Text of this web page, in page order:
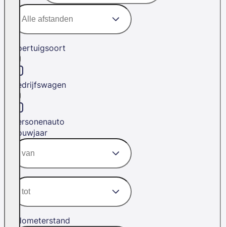
Voertuigsoort
Bedrijfswagen
Personenauto
Bouwjaar
Kilometerstand